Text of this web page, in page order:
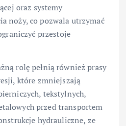
oraz systemy
noży, co pozwala utrzymać
przestoje
rolę pełnią również prasy
które zmniejszają
tekstylnych,
przed transportem
hydrauliczne, ze